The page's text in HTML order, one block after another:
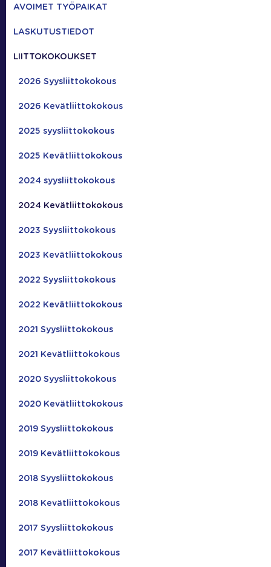
AVOIMET TYÖPAIKAT
LASKUTUSTIEDOT
LIITTOKOKOUKSET
2026 Syysliittokokous
2026 Kevätliittokokous
2025 syysliittokokous
2025 Kevätliittokokous
2024 syysliittokokous
2024 Kevätliittokokous
2023 Syysliittokokous
2023 Kevätliittokokous
2022 Syysliittokokous
2022 Kevätliittokokous
2021 Syysliittokokous
2021 Kevätliittokokous
2020 Syysliittokokous
2020 Kevätliittokokous
2019 Syysliittokokous
2019 Kevätliittokokous
2018 Syysliittokokous
2018 Kevätliittokokous
2017 Syysliittokokous
2017 Kevätliittokokous